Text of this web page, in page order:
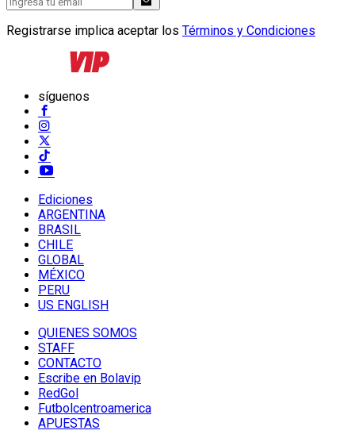
Registrarse implica aceptar los Términos y Condiciones
síguenos
Ediciones
ARGENTINA
BRASIL
CHILE
GLOBAL
MÉXICO
PERU
US ENGLISH
QUIENES SOMOS
STAFF
CONTACTO
Escribe en Bolavip
RedGol
Futbolcentroamerica
APUESTAS